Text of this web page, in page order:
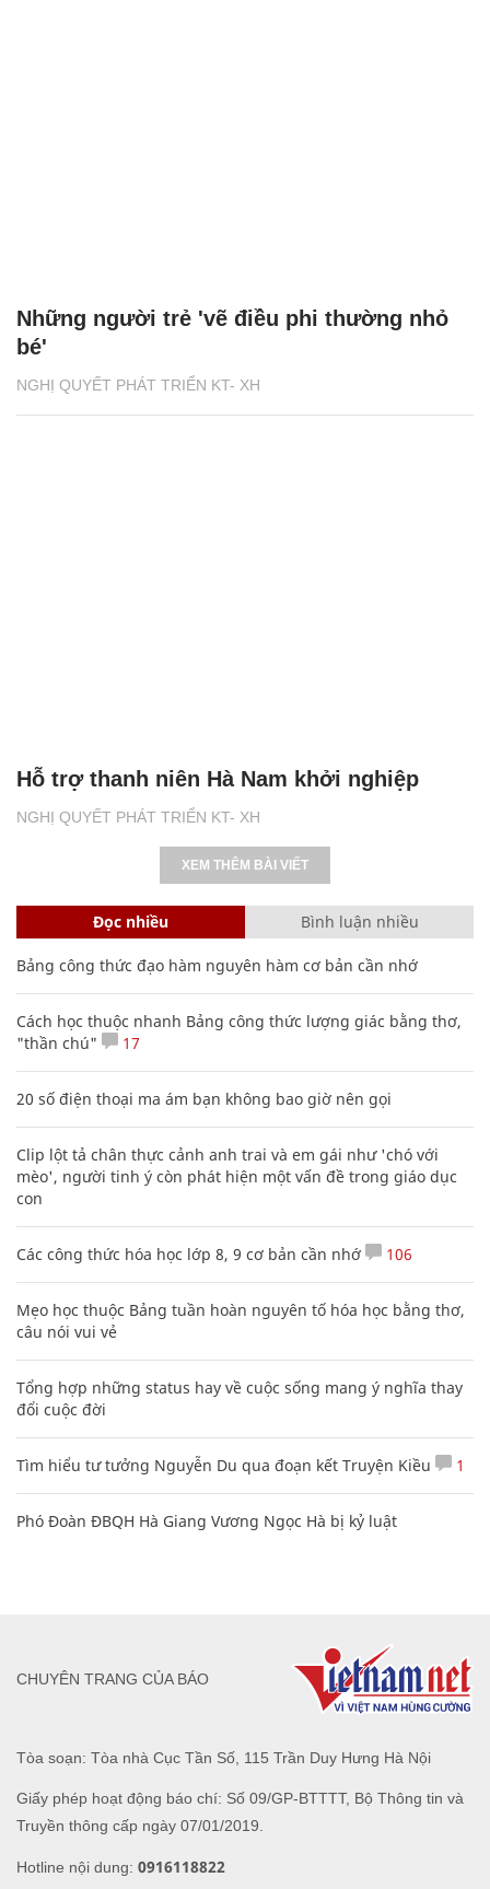
NGHỊ QUYẾT PHÁT TRIỂN KT- XH
Những người trẻ 'vẽ điều phi thường nhỏ
bé'
NGHỊ QUYẾT PHÁT TRIỂN KT- XH
Hỗ trợ thanh niên Hà Nam khởi nghiệp
XEM THÊM BÀI VIẾT
Đọc nhiều Bình luận nhiều
Bảng công thức đạo hàm nguyên hàm cơ bản cần nhớ
Cách học thuộc nhanh Bảng công thức lượng giác bằng thơ,
"thần chú"
17
20 số điện thoại ma ám bạn không bao giờ nên gọi
Clip lột tả chân thực cảnh anh trai và em gái như 'chó với
mèo', người tinh ý còn phát hiện một vấn đề trong giáo dục
con
Các công thức hóa học lớp 8, 9 cơ bản cần nhớ 106
Mẹo học thuộc Bảng tuần hoàn nguyên tố hóa học bằng thơ,
câu nói vui vẻ
Tổng hợp những status hay về cuộc sống mang ý nghĩa thay
đổi cuộc đời
Tìm hiểu tư tưởng Nguyễn Du qua đoạn kết Truyện Kiều 1
Phó Đoàn ĐBQH Hà Giang Vương Ngọc Hà bị kỷ luật
Tòa soạn: Tòa nhà Cục Tần Số, 115 Trần Duy Hưng Hà Nội
Giấy phép hoạt động báo chí: Số 09/GP-BTTTT, Bộ Thông tin và
Truyền thông cấp ngày 07/01/2019.
Hotline nội dung: 0916118822
CHUYÊN TRANG CỦA BÁO